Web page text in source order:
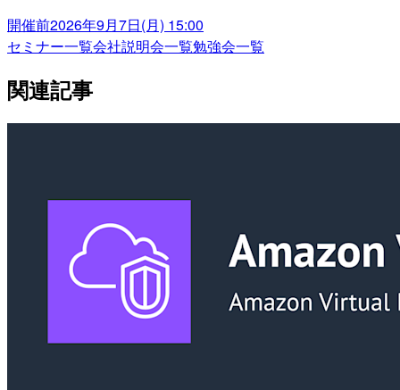
開催前2026年9月7日(月) 15:00
セミナー一覧会社説明会一覧勉強会一覧
関連記事